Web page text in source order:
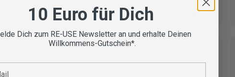
Vom Outdoor Spezialisten
geprüfte Second Hand Artikel
10 Euro für Dich
Dich zum RE-USE Newsletter an und erhalte Deinen
Willkommens-Gutschein*.